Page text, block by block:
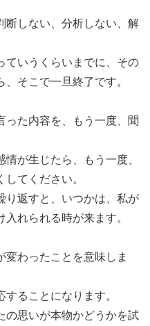
断しない、分析しない、解
ていうくらいまでに、その
そこで一旦終了です。
った内容を、もう一度、聞
が生じたら、もう一度、
てください。
り返すと、いつかは、私が
れられる時が来ます。
わったことを意味しま
ることになります。
の思いが本物かどうかを試